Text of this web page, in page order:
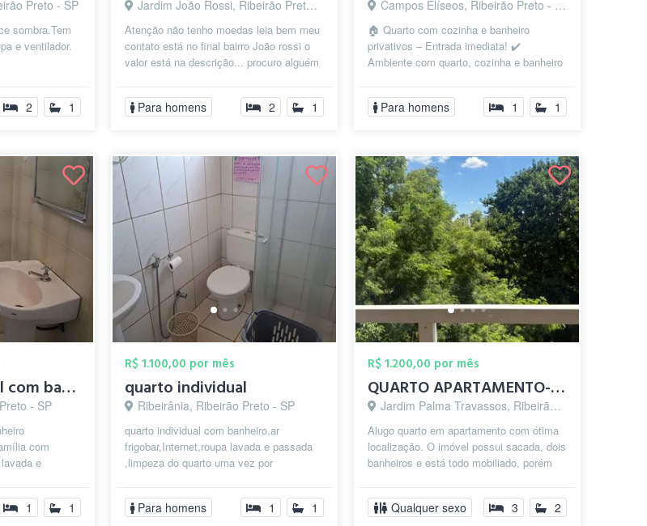
Preto - SP
sombra.Tem
e ventilador.
2 1
Jardim João Rossi, Ribeirão Preto - SP
Atenção não tenho moedas leia bem meu
contato está no final bairro João rossi o
valor está na descrição... procuro alguém
Para homens 2 1
Campos Elíseos, Ribeirão Preto - SP
🏠 Quarto com cozinha e banheiro
privativos – Entrada imediata! ✔️
Ambiente com quarto, cozinha e banheiro
ene...
Para homens 1 1
quarto individual com banheiro
- SP
com
e
1 1
R$ 1.100,00 por mês
quarto individual
Ribeirânia, Ribeirão Preto - SP
quarto individual com banheiro,ar
frigobar,Internet,roupa lavada e passada
,limpeza do quarto uma vez por
Para homens 1 1
R$ 1.200,00 por mês
QUARTO APARTAMENTO- JARDIM MACEDO RP
Jardim Palma Travassos, Ribeirão Preto - SP
Alugo quarto em apartamento com ótima
localização. O imóvel possui sacada, dois
banheiros e está todo mobiliado, porém
Qualquer sexo 3 2